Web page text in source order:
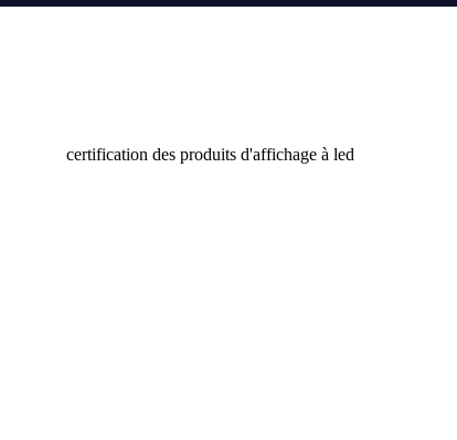
voire des milliers de
certification des produits d'affichage à led